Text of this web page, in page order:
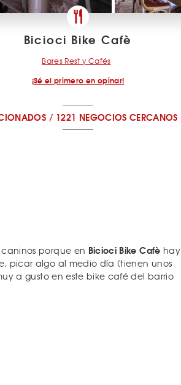
Bicioci Bike Cafè
Bares Rest y Cafés
¡Sé el primero en opinar!
/ 1221 NEGOCIOS CERCANOS
porque en Bicioci Bike Cafè hay
picar algo al medio día (tienen unos
a gusto en este bike café del barrio